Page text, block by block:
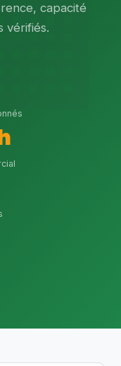
capacité
vérifiés.